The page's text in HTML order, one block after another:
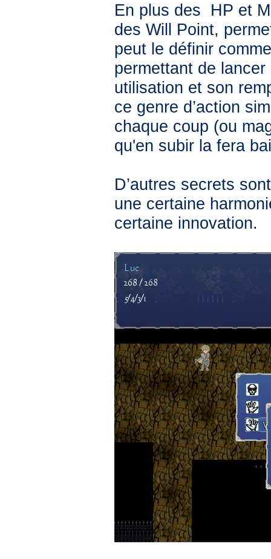
En plus des HP et
des Will Point,
peut le définir
permettant de
utilisation et son
ce genre d’action
chaque coup (ou
qu'en subir la fera
D’autres secrets
une certaine
certaine innovation.